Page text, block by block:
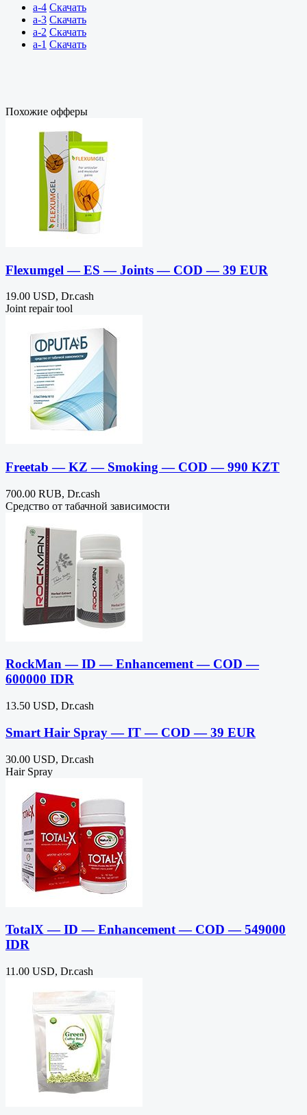
a-4 Скачать
a-3 Скачать
a-2 Скачать
a-1 Скачать
Похожие офферы
Flexumgel — ES — Joints — COD — 39 EUR
19.00 USD, Dr.cash
Joint repair tool
Freetab — KZ — Smoking — COD — 990 KZT
700.00 RUB, Dr.cash
Средство от табачной зависимости
RockMan — ID — Enhancement — COD —
600000 IDR
13.50 USD, Dr.cash
Smart Hair Spray — IT — COD — 39 EUR
30.00 USD, Dr.cash
Hair Spray
TotalX — ID — Enhancement — COD — 549000
IDR
11.00 USD, Dr.cash